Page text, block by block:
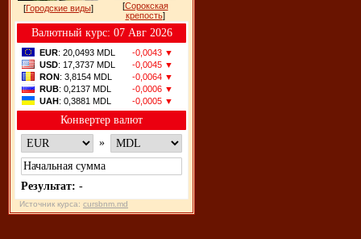
[Городские виды] [Сорокская
крепость]
Bалютный курс: 07 Авг 2026
EUR: 20,0493 MDL
-0,0043 ▼
USD: 17,3737 MDL
-0,0045 ▼
RON: 3,8154 MDL
-0,0064 ▼
RUB: 0,2137 MDL
-0,0006 ▼
UAH: 0,3881 MDL -0,0005 ▼
Конвертер валют
»
Результат: -
Источник курса: cursbnm.md